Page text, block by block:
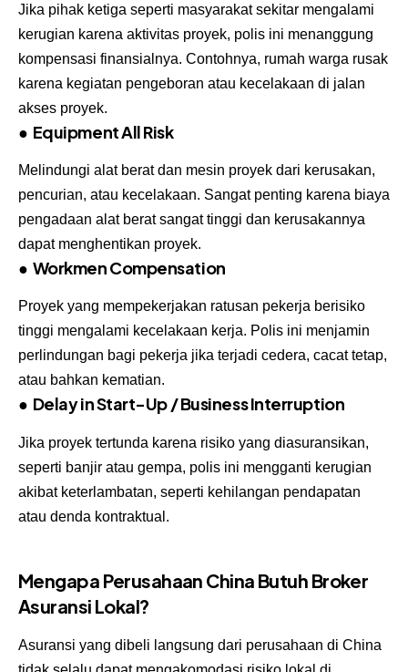
Jika pihak ketiga seperti masyarakat sekitar mengalami
kerugian karena aktivitas proyek, polis ini menanggung
kompensasi finansialnya. Contohnya, rumah warga rusak
karena kegiatan pengeboran atau kecelakaan di jalan
akses proyek.
● Equipment All Risk
Melindungi alat berat dan mesin proyek dari kerusakan,
pencurian, atau kecelakaan. Sangat penting karena biaya
pengadaan alat berat sangat tinggi dan kerusakannya
dapat menghentikan proyek.
● Workmen Compensation
Proyek yang mempekerjakan ratusan pekerja berisiko
tinggi mengalami kecelakaan kerja. Polis ini menjamin
perlindungan bagi pekerja jika terjadi cedera, cacat tetap,
atau bahkan kematian.
● Delay in Start-Up /Business Interruption
Jika proyek tertunda karena risiko yang diasuransikan,
seperti banjir atau gempa, polis ini mengganti kerugian
akibat keterlambatan, seperti kehilangan pendapatan
atau denda kontraktual.
Mengapa Perusahaan China Butuh Broker
Asuransi Lokal?
Asuransi yang dibeli langsung dari perusahaan di China